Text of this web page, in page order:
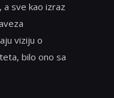
sve kao izraz
viziju o
bilo ono sa